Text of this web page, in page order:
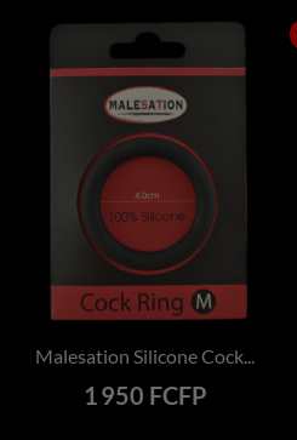
Malesation Silicone Cock...
Prix
1 950 FCFP